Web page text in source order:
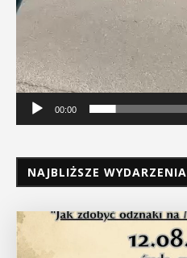
00:00
NAJBLIŻSZE WYDARZENIA